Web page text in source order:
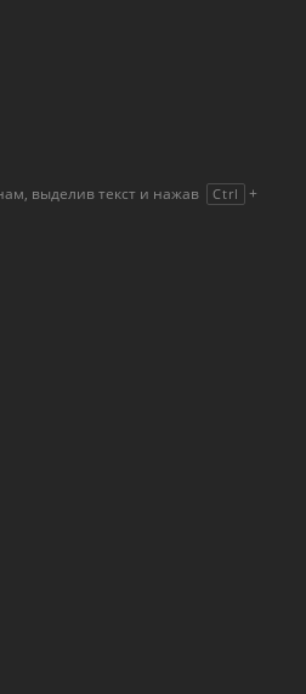
выделив текст и нажав Ctrl +